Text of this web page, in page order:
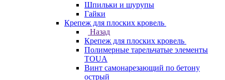
Шпильки и шурупы
Гайки
Крепеж для плоских кровель
Назад
Крепеж для плоских кровель
Полимерные тарельчатые элементы
TOUA
Винт самонарезающий по бетону
острый